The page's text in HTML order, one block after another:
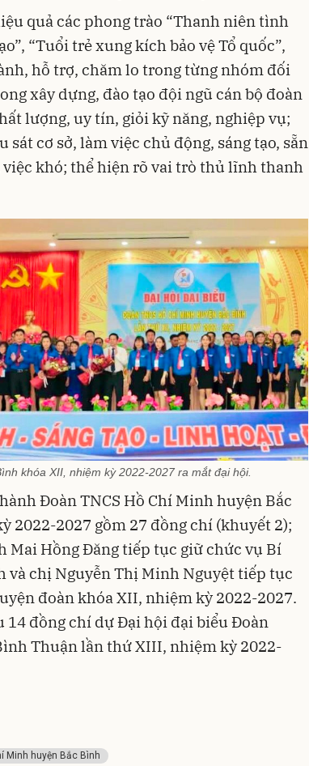
quả các phong trào “Thanh niên tình
“Tuổi trẻ xung kích bảo vệ Tổ quốc”,
hỗ trợ, chăm lo trong từng nhóm đối
xây dựng, đào tạo đội ngũ cán bộ đoàn
lượng, uy tín, giỏi kỹ năng, nghiệp vụ;
sát cơ sở, làm việc chủ động, sáng tạo, sẵn
việc khó; thể hiện rõ vai trò thủ lĩnh thanh
khóa XII, nhiệm kỳ 2022-2027 ra mắt đại hội.
Đoàn TNCS Hồ Chí Minh huyện Bắc
2022-2027 gồm 27 đồng chí (khuyết 2);
Mai Hồng Đăng tiếp tục giữ chức vụ Bí
và chị Nguyễn Thị Minh Nguyệt tiếp tục
đoàn khóa XII, nhiệm kỳ 2022-2027.
14 đồng chí dự Đại hội đại biểu Đoàn
Thuận lần thứ XIII, nhiệm kỳ 2022-
Minh huyện Bắc Bình